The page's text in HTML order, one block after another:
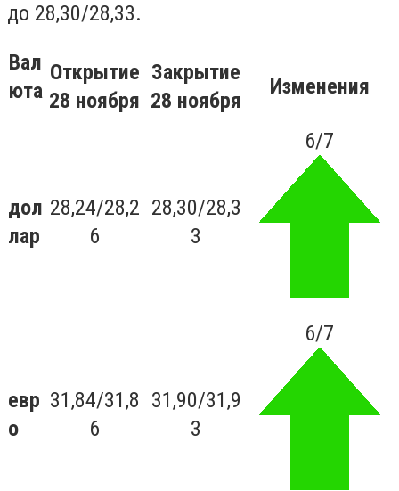
до 28,30/28,33.
Вал
юта
Открытие
28 ноября
Закрытие
28 ноября
Изменения
дол
лар
28,24/28,2
6
28,30/28,3
3
6/7
евр
о
31,84/31,8
6
31,90/31,9
3
6/7